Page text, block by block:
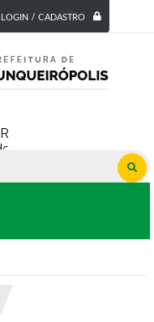
LOGIN / CADASTRO